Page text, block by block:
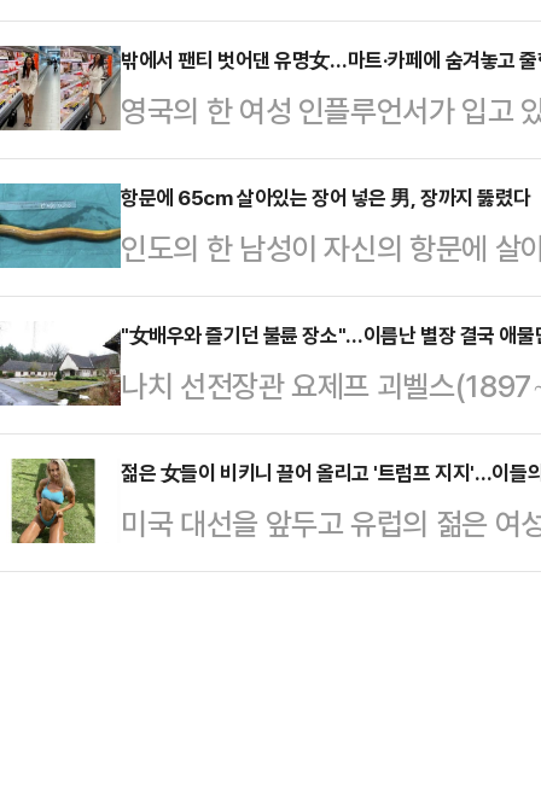
검사 탄핵 사건이 헌법재판소에서
직무집행과 무관하다"는 이유로 재
동훈 국민의힘 대표가 애초부터 이
판 방해 목적으로 강행된 탄핵이니
동훈 국민의힘 대표는 29일 인천광
열린 정기국회 대비 의원 연찬회 도
검사 탄핵사건 만장일치 기각…
밖에서 팬티 벗어댄 유명女…마트·카페에 숨겨놓고
영국의 한 여성 인플루언서가 입고
숨겨 놓는 영상을 공개해 현지 주
각) 데일리메일에 따르면 성인모델
는 최근 스페인의 한 휴양지를 방문
이 입고 있던 속옷을 숨겨두는 엽기
다.공개된 영상들에 따르면 로페즈
료품 코너 등에 숨겨놓고 있다.또한
신 뒤 일어나 치마…
항문에 65cm 살아있는 장어 넣은 男, 장까지 뚫렸다
인도의 한 남성이 자신의 항문에
서 긴급 치료를 받았다.1일(현지시
면 지난달 27일 베트남에 거주하
하며 하노이의 비엣득 병원 응급실
의료진에게 '항문을 통해 장어를 삽
정확한 진단을 위해 항문 내시경을
항문을 막고 있었기 때문이다.결국
술(배를 가르는 …
"女배우와 즐기던 불륜 장소"…이름난 별장 결국 애물
나치 선전장관 요제프 괴벨스
서 처치 곤란한 곳으로 전락했다
면 지난 5월 베를린시 당국은 베를
한 괴벨스의 별장을 한 푼도 받지
그 후로 3개월간 별장 인수에 관심
젊은 女들이 비키니 끌어 올리고 '트럼프 지지'…이들
미국 대선을 앞두고 유럽의 젊은 여
트럼프 전 대통령을 지지하는 가짜